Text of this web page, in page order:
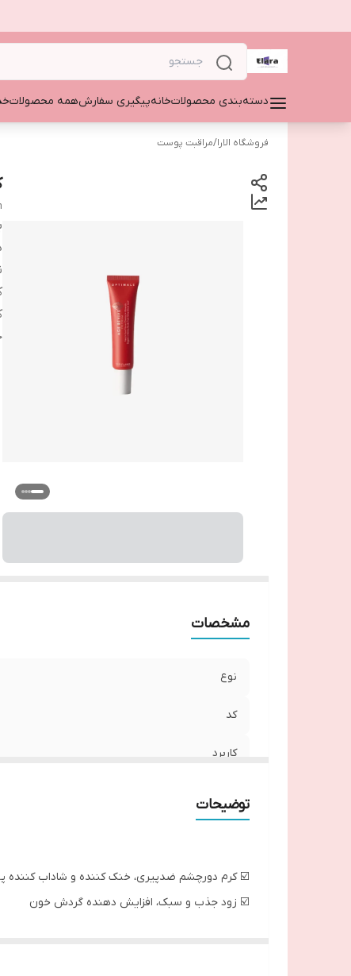
دسته‌بندی محصولاتخانهپیگیری سفارشهمه محصولات
فروشگاه الارا/مراقبت پوست
مشخصات
نوع
کد
کاربرد
توضیحات
☑️ کرم دورچشم ضدپیری، خنک کننده و شاداب
☑️ زود جذب و سبک، افزایش دهنده گردش خون